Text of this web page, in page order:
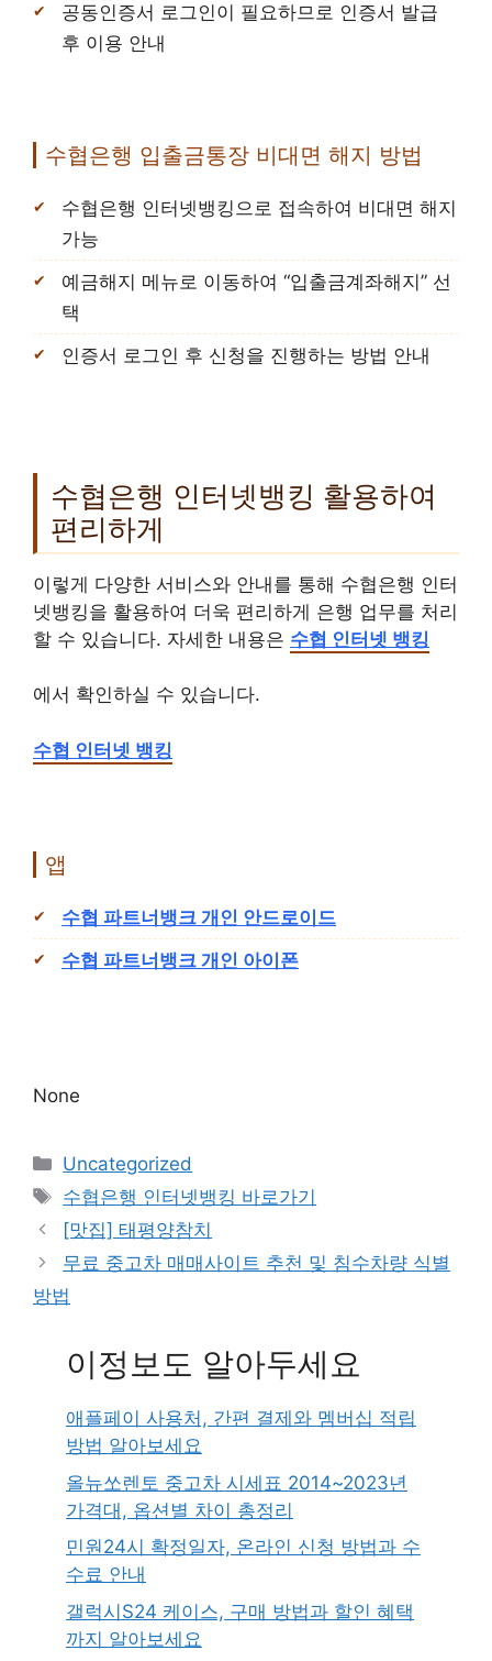
공동인증서 로그인이 필요하므로 인증서 발급
후 이용 안내
수협은행 입출금통장 비대면 해지 방법
수협은행 인터넷뱅킹으로 접속하여 비대면 해지
가능
예금해지 메뉴로 이동하여 “입출금계좌해지” 선
택
인증서 로그인 후 신청을 진행하는 방법 안내
수협은행 인터넷뱅킹 활용하여
편리하게
이렇게 다양한 서비스와 안내를 통해 수협은행 인터
넷뱅킹을 활용하여 더욱 편리하게 은행 업무를 처리
할 수 있습니다. 자세한 내용은 수협 인터넷 뱅킹
에서 확인하실 수 있습니다.
수협 인터넷 뱅킹
앱
수협 파트너뱅크 개인 안드로이드
수협 파트너뱅크 개인 아이폰
None
Categories
Uncategorized
Tags
수협은행 인터넷뱅킹 바로가기
[맛집] 태평양참치
무료 중고차 매매사이트 추천 및 침수차량 식별
방법
이정보도 알아두세요
애플페이 사용처, 간편 결제와 멤버십 적립
방법 알아보세요
올뉴쏘렌토 중고차 시세표 2014~2023년
가격대, 옵션별 차이 총정리
민원24시 확정일자, 온라인 신청 방법과 수
수료 안내
갤럭시S24 케이스, 구매 방법과 할인 혜택
까지 알아보세요